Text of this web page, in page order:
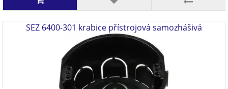
SEZ 6400-301 krabice přístrojová samozhášivá